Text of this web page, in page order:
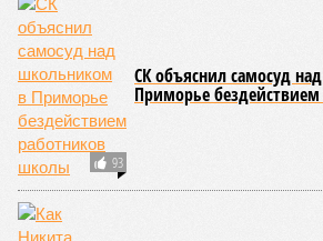
93
СК объяснил самосуд
Приморье